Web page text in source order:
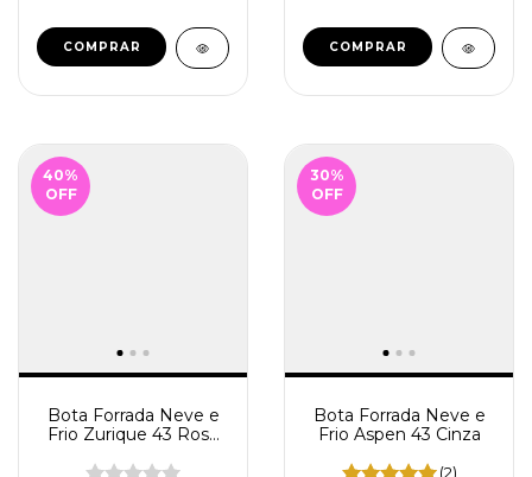
COMPRAR COMPRAR
40%
OFF
Bota Forrada Neve e
Frio Zurique 43 Rosa
30%
OFF
Bota Forrada Neve e
Frio Aspen 43 Cinza
(2)